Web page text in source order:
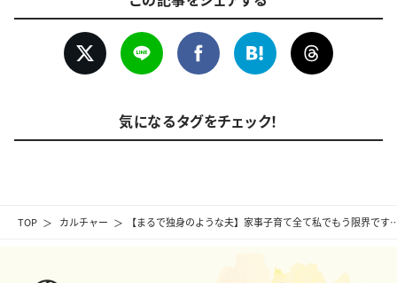
TOP カルチャー 【まるで独身のような夫】家事子育て全て私でもう限界で
気になるタグをチェック！